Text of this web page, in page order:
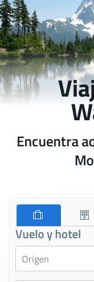
Encuentra
Vuelo y hotel